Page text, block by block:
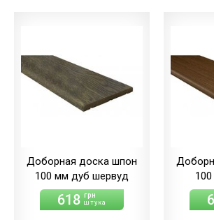
Доборная доска шпон
100 мм дуб шервуд
618 грн
штука